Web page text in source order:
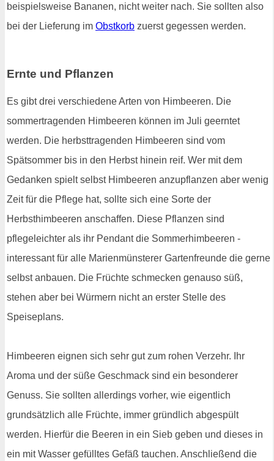
beispielsweise Bananen, nicht weiter nach. Sie sollten also
bei der Lieferung im Obstkorb zuerst gegessen werden.
Ernte und Pflanzen
Es gibt drei verschiedene Arten von Himbeeren. Die
sommertragenden Himbeeren können im Juli geerntet
werden. Die herbsttragenden Himbeeren sind vom
Spätsommer bis in den Herbst hinein reif. Wer mit dem
Gedanken spielt selbst Himbeeren anzupflanzen aber wenig
Zeit für die Pflege hat, sollte sich eine Sorte der
Herbsthimbeeren anschaffen. Diese Pflanzen sind
pflegeleichter als ihr Pendant die Sommerhimbeeren -
interessant für alle Marienmünsterer Gartenfreunde die gerne
selbst anbauen. Die Früchte schmecken genauso süß,
stehen aber bei Würmern nicht an erster Stelle des
Speiseplans.
Himbeeren eignen sich sehr gut zum rohen Verzehr. Ihr
Aroma und der süße Geschmack sind ein besonderer
Genuss. Sie sollten allerdings vorher, wie eigentlich
grundsätzlich alle Früchte, immer gründlich abgespült
werden. Hierfür die Beeren in ein Sieb geben und dieses in
ein mit Wasser gefülltes Gefäß tauchen. Anschließend die